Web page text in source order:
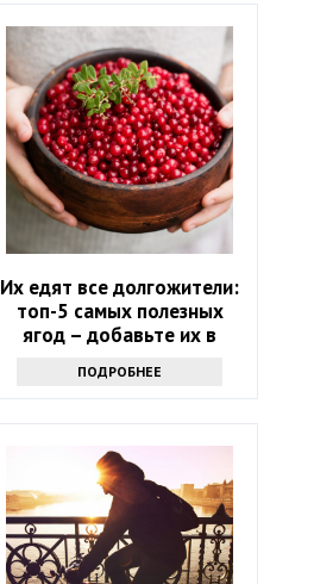
Их едят все долгожители:
топ-5 самых полезных
ягод – добавьте их в
ПОДРОБНЕЕ